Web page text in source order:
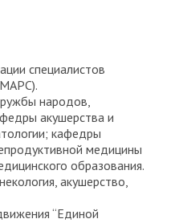
специалистов
народов,
акушерства и
кафедры
медицины
образования.
акушерство,
“Единой